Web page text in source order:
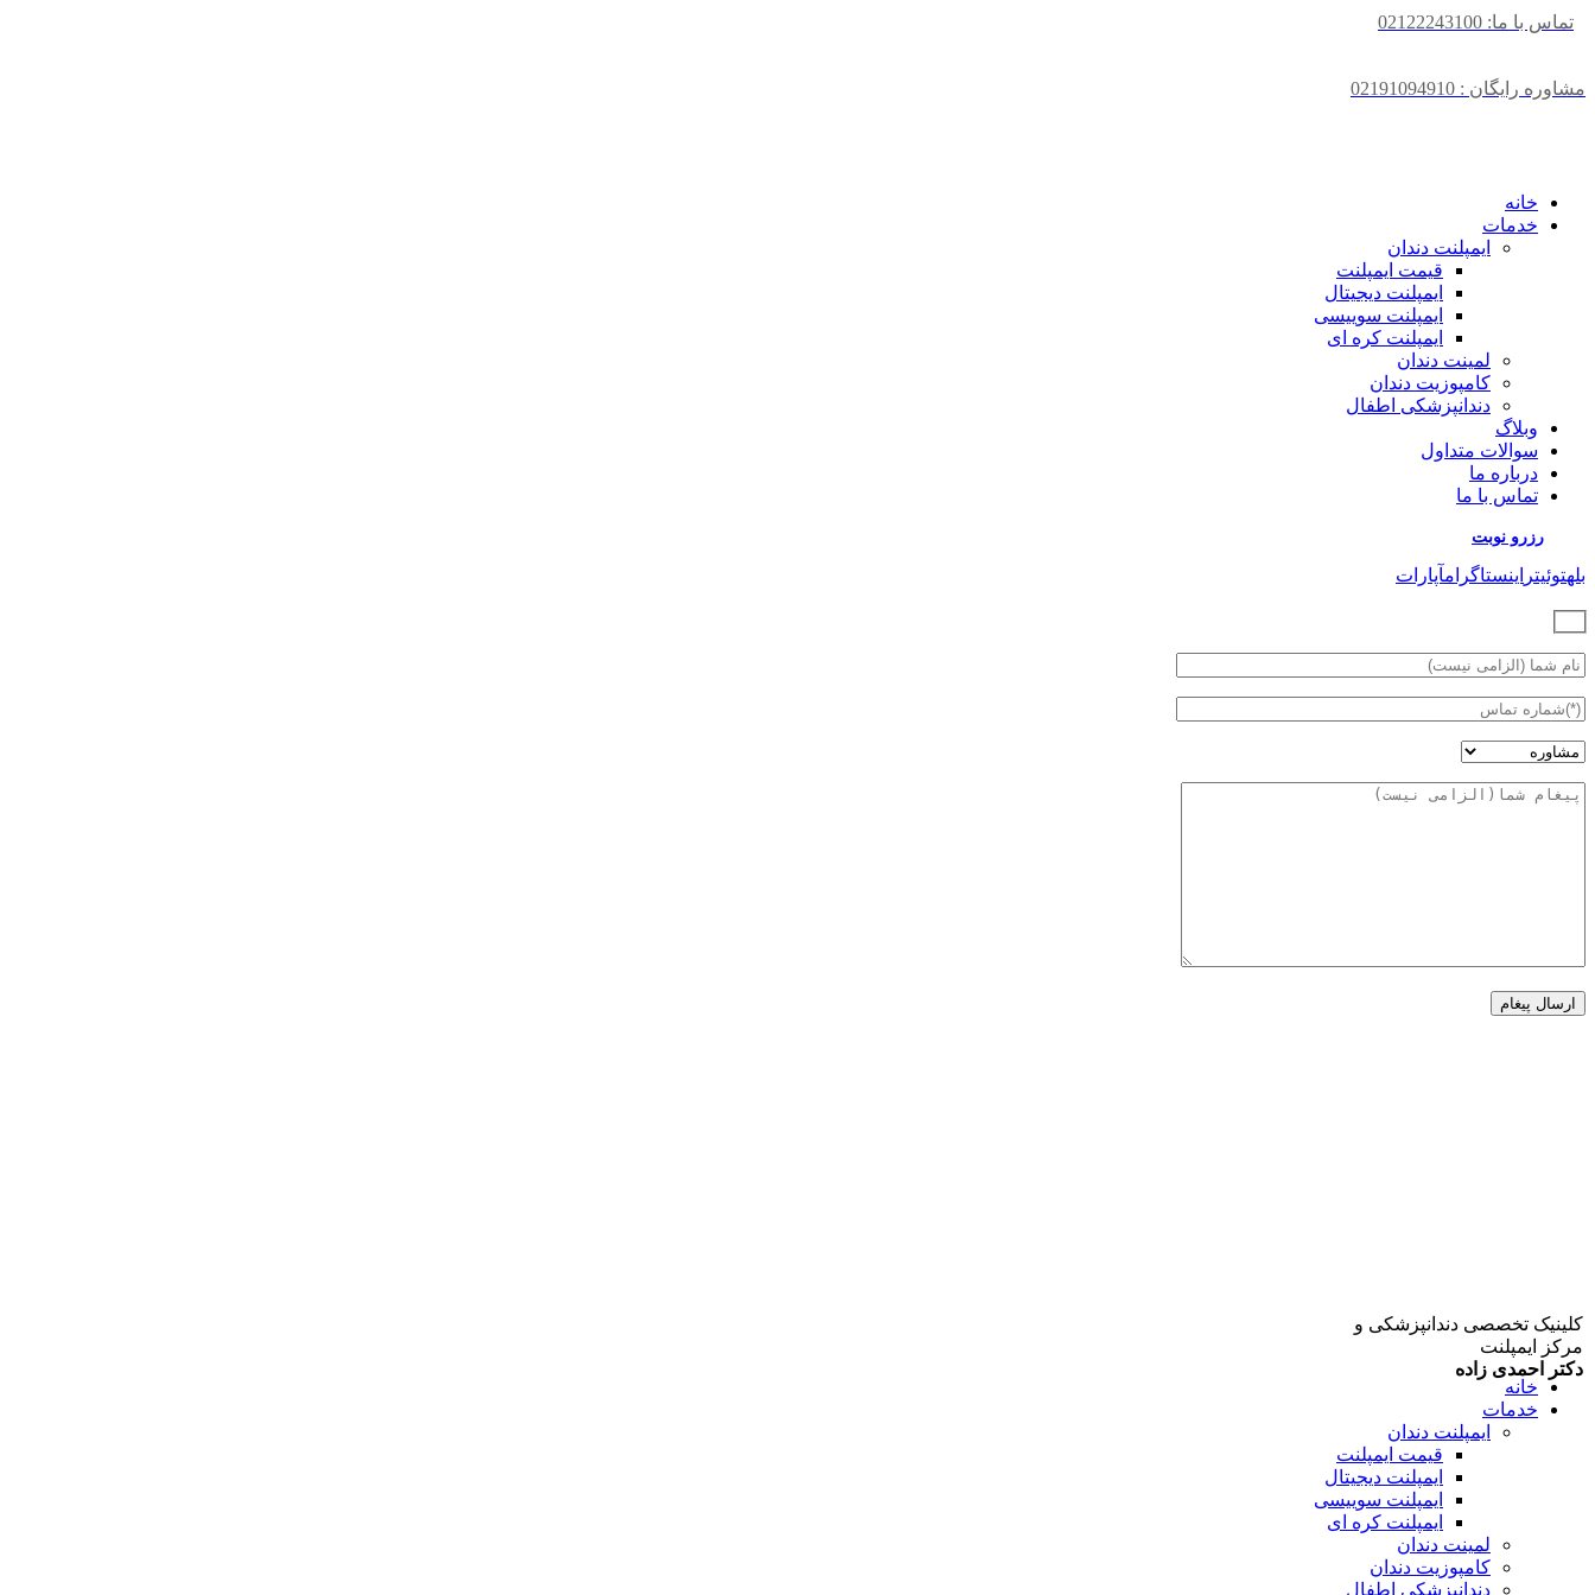
تماس با ما: 02122243100
مشاوره رایگان : 02191094910
خانه
خدمات
ایمپلنت دندان
قیمت ایمپلنت
ایمپلنت دیجیتال
ایمپلنت سوییسی
ایمپلنت کره ای
لمینت دندان
کامپوزیت دندان
دندانپزشکی اطفال
وبلاگ
سوالات متداول
درباره ما
تماس با ما
رزرو نوبت
بلهتوئیتر اینستاگرامآپارات
کلینیک تخصصی دندانپزشکی و
مرکز ایمپلنت
دکتر احمدی زاده
خانه
خدمات
ایمپلنت دندان
قیمت ایمپلنت
ایمپلنت دیجیتال
ایمپلنت سوییسی
ایمپلنت کره ای
لمینت دندان
کامپوزیت دندان
دندانپزشکی اطفال